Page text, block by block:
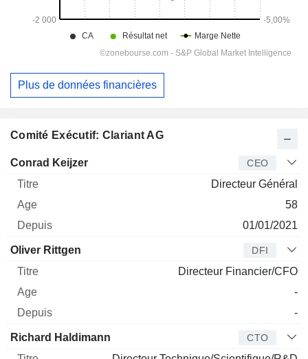
Comité Exécutif: Clariant AG
Dirigeant Titre
Conrad Keijzer CEO
Directeur Général
58
01/01/2021
Oliver Rittgen DFI
Directeur Financier/CFO
-
-
Richard Haldimann CTO
Plus de données financières